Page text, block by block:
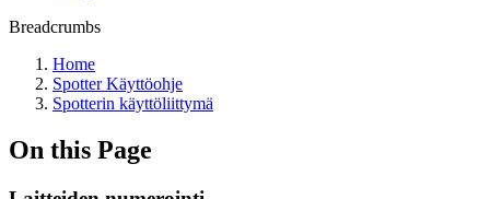
Breadcrumbs
Home
Spotter Käyttöohje
Spotterin käyttöliittymä
On this Page